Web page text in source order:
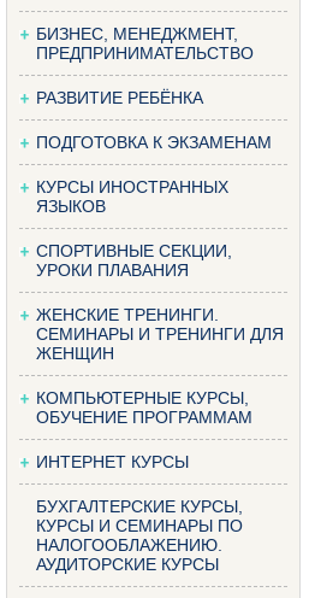
БИЗНЕС, МЕНЕДЖМЕНТ,
ПРЕДПРИНИМАТЕЛЬСТВО
РАЗВИТИЕ РЕБЁНКА
ПОДГОТОВКА К ЭКЗАМЕНАМ
КУРСЫ ИНОСТРАННЫХ
ЯЗЫКОВ
СПОРТИВНЫЕ СЕКЦИИ,
УРОКИ ПЛАВАНИЯ
ЖЕНСКИЕ ТРЕНИНГИ.
СЕМИНАРЫ И ТРЕНИНГИ ДЛЯ
ЖЕНЩИН
КОМПЬЮТЕРНЫЕ КУРСЫ,
ОБУЧЕНИЕ ПРОГРАММАМ
ИНТЕРНЕТ КУРСЫ
БУХГАЛТЕРСКИЕ КУРСЫ,
КУРСЫ И СЕМИНАРЫ ПО
НАЛОГООБЛАЖЕНИЮ.
АУДИТОРСКИЕ КУРСЫ